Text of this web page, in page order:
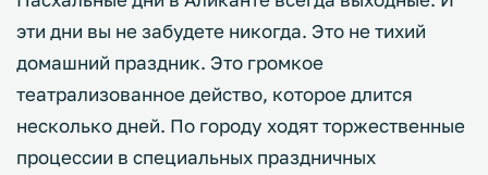
эти дни вы не забудете никогда. Это не тихий
домашний праздник. Это громкое
театрализованное действо, которое длится
несколько дней. По городу ходят торжественные
процессии в специальных праздничных